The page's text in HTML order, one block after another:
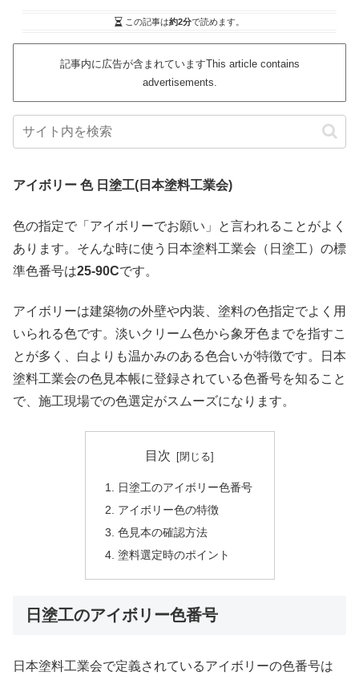
この記事は約2分で読めます。
記事内に広告が含まれていますThis article contains
advertisements.
アイボリー 色 日塗工(日本塗料工業会)
色の指定で「アイボリーでお願い」と言われることがよく
あります。そんな時に使う日本塗料工業会（日塗工）の標
準色番号は25-90Cです。
アイボリーは建築物の外壁や内装、塗料の色指定でよく用
いられる色です。淡いクリーム色から象牙色までを指すこ
とが多く、白よりも温かみのある色合いが特徴です。日本
塗料工業会の色見本帳に登録されている色番号を知ること
で、施工現場での色選定がスムーズになります。
目次
日塗工のアイボリー色番号
アイボリー色の特徴
色見本の確認方法
塗料選定時のポイント
日塗工のアイボリー色番号
日本塗料工業会で定義されているアイボリーの色番号は